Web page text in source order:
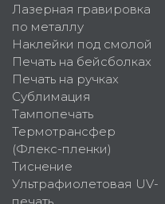
Лазерная гравировка
по металлу
Наклейки под смолой
Печать на бейсболках
Печать на ручках
Сублимация
Тампопечать
Термотрансфер
(Флекс-пленки)
Тиснение
Ультрафиолетовая UV-
печать